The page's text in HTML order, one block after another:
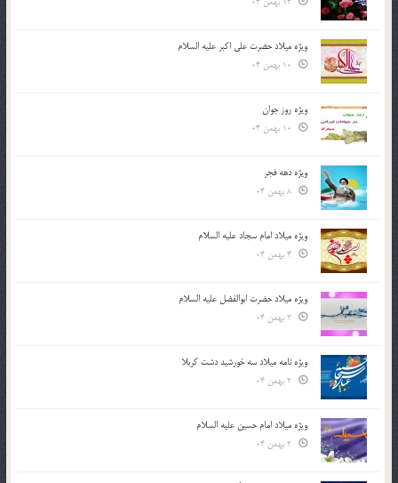
ویژه میلاد حضرت علی اکبر علیه السلام
ویژه روز جوان
ویژه دهه فجر
ویژه میلاد امام سجاد علیه السلام
ویژه میلاد حضرت ابوالفضل علیه السلام
ویژه نامه میلاد سه خورشید دشت کربلا
ویژه میلاد امام حسین علیه السلام